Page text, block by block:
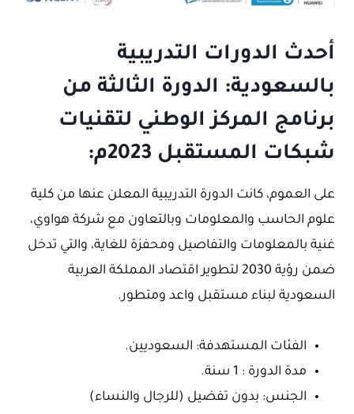
أحدث الدورات التدريبية
بالسعودية: الدورة الثالثة من
برنامج المركز الوطني لتقنيات
شبكات المستقبل 2023م:
على العموم، كانت الدورة التدريبية المعلن عنها من كلية
علوم الحاسب والمعلومات وبالتعاون مع شركة هواوي،
غنية بالمعلومات والتفاصيل ومحفزة للغاية، والتي تدخل
ضمن رؤية 2030 لتطوير اقتصاد المملكة العربية
السعودية لبناء مستقبل واعد ومتطور.
الفئات المستهدفة: السعوديين.
مدة الدورة : 1 سنة.
الجنس: بدون تفضيل (للرجال والنساء)